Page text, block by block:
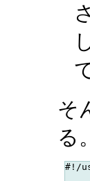
そ
る。
#!/